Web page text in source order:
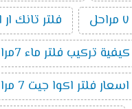
فلتر تانك ار او
كيفية تركيب فلتر ماء 7مراحل
اسعار فلتر اكوا جيت 7 مراحل